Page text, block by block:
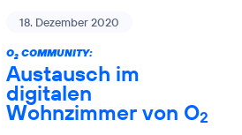
18. Dezember 2020
O2COMMUNITY:
Austausch im
digitalen
Wohnzimmer von O2